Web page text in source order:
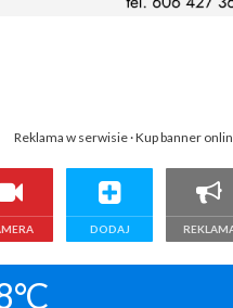
Reklama w serwisie · Kup banner
DODAJ